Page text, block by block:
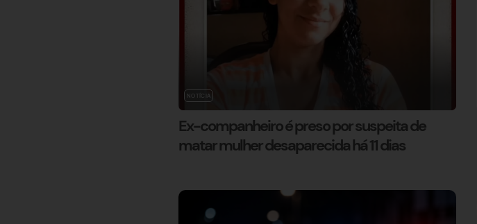
NOTÍCIA
Ex-companheiro é preso por suspeita de
matar mulher desaparecida há 11 dias